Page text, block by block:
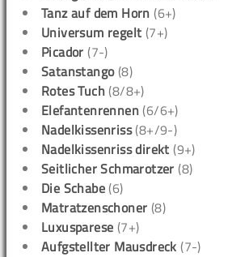
Tanz auf dem Horn (6+)
Universum regelt (7+)
Picador (7-)
Satanstango(8)
Rotes Tuch (8/8+)
Elefantenrennen (6/6+)
Nadelkissenriss(8+/9-)
Nadelkissenriss direkt (9+)
Seitlicher Schmarotzer (8)
Die Schabe (6)
Matratzenschoner (8)
Luxusparese (7+)
Aufgstellter Mausdreck (7-)